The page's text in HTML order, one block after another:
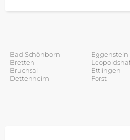
Bad Schönborn
Bretten
Bruchsal
Dettenheim
Eggenstein-
Ettlingen
Forst